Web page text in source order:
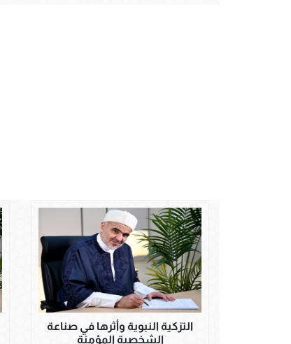
التزكية النبوية وأثرها في صناعة
الشخصية المؤمنة